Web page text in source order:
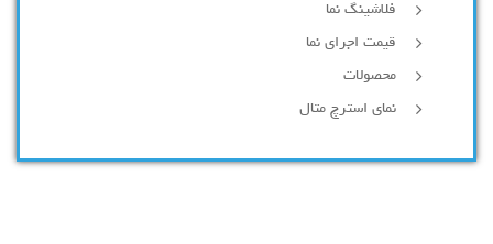
فلاشینگ نما
قیمت اجرای نما
محصولات
نمای استرچ متال